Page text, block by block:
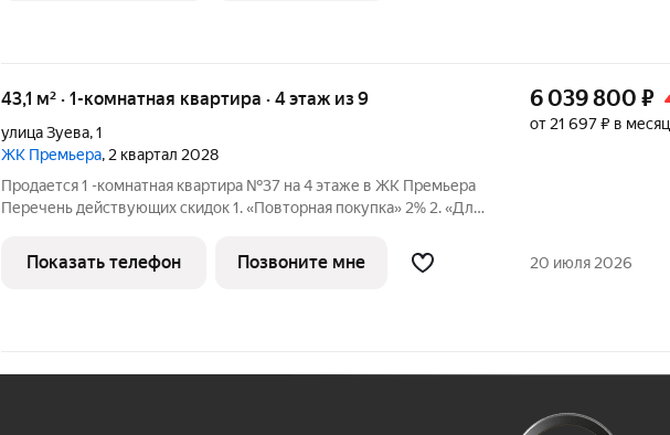
43,1 м² · 1-комнатная квартира · 4 этаж из 9
улица Зуева,1
ЖК Премьера, 2 квартал 2028
Продается 1 -комнатная квартира №37 на 4 этаже в ЖК Премьера
Перечень действующих скидок 1. «Повторная покупка» 2% 2. «Для
большая скидка» от 1% до 3% По каждому виду скидок требуются
6 039 800 ₽
от 21 697 ₽ в месяц
Показать телефон Позвоните мне 20 июля 2026